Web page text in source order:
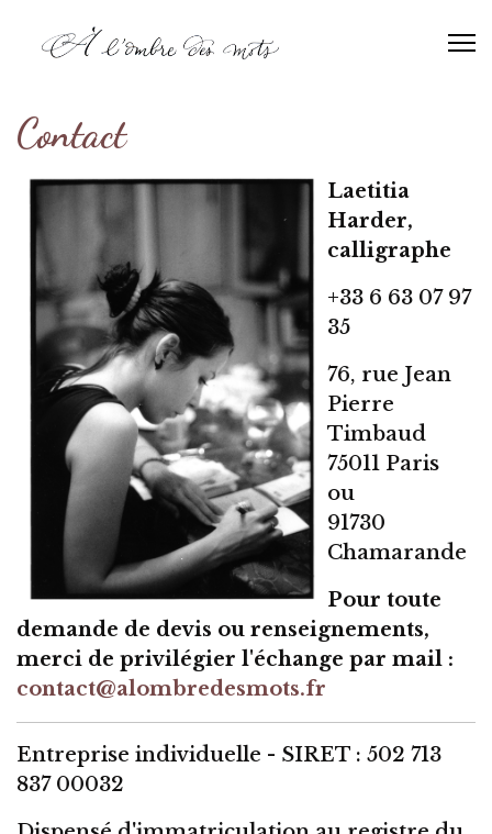
Contact
Laetitia
Harder,
calligraphe
+33 6 63 07 97
35
76, rue Jean
Pierre
Timbaud
75011 Paris
ou
91730
Chamarande
Pour toute
demande de devis ou renseignements,
merci de privilégier l'échange par mail :
contact@alombredesmots.fr
Entreprise individuelle - SIRET : 502 713
837 00032